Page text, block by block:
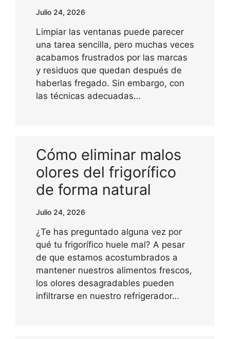
Julio 24, 2026
Limpiar las ventanas puede parecer
una tarea sencilla, pero muchas veces
acabamos frustrados por las marcas
y residuos que quedan después de
haberlas fregado. Sin embargo, con
las técnicas adecuadas…
Cómo eliminar malos
olores del frigorífico
de forma natural
Julio 24, 2026
¿Te has preguntado alguna vez por
qué tu frigorífico huele mal? A pesar
de que estamos acostumbrados a
mantener nuestros alimentos frescos,
los olores desagradables pueden
infiltrarse en nuestro refrigerador…